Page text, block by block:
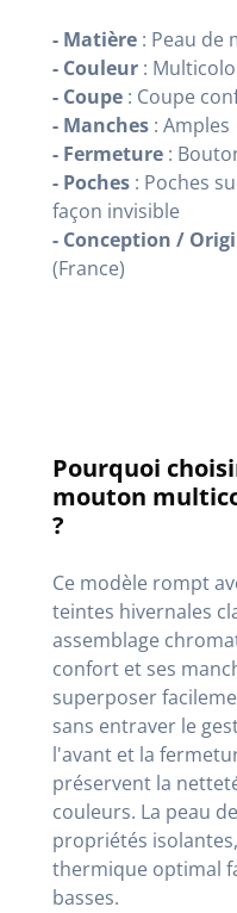
- Matière : Peau de
- Couleur :
- Coupe : Coupe
- Manches : Amples
- Fermeture :
- Poches : Poches
façon invisible
- Conception /
(France)
Pourquoi
mouton
?
Ce modèle rompt
teintes hivernales
assemblage
confort et ses
superposer
sans entraver le
l'avant et la
préservent la
couleurs. La peau
propriétés
thermique optimal
basses.